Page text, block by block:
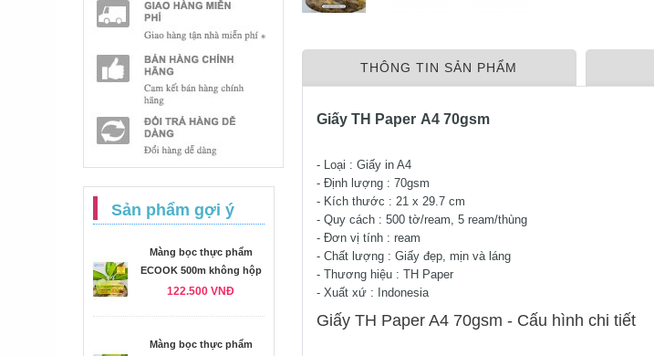
Sản phẩm gợi ý
Màng bọc thực phẩm
ECOOK 500m không hộp
122.500 VNĐ
Màng bọc thực phẩm
THÔNG TIN SẢN PHẨM
Giấy TH Paper A4 70gsm
- Loại : Giấy in A4
- Định lượng : 70gsm
- Kích thước : 21 x 29.7 cm
- Quy cách : 500 tờ/ream, 5 ream/thùng
- Đơn vị tính : ream
- Chất lượng : Giấy đẹp, mịn và láng
- Thương hiệu : TH Paper
- Xuất xứ : Indonesia
Giấy TH Paper A4 70gsm - Cấu hình chi tiết